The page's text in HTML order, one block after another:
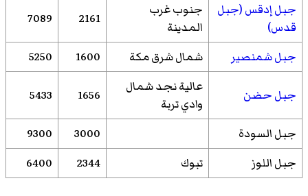
جبل إدقس (جبل
قدس)
جنوب غرب
المدينة
2161
7089
جبل شمنصير شمال شرق مكة 1600
5250
جبل حضن
عالية نجد شمال
وادي تربة
1656
5433
جبل السودة 3000
9300
جبل اللوز
تبوك 2344
6400